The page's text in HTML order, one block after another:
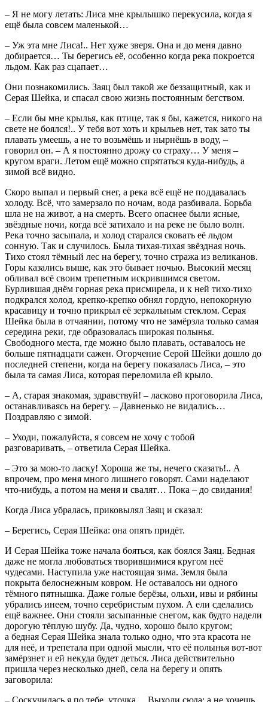
– Я не могу летать: Лиса мне крылышко перекусила, когда я
ещё была совсем маленькой…
– Уж эта мне Лиса!.. Нет хуже зверя. Она и до меня давно
добирается… Ты берегись её, особенно когда река покроется
льдом. Как раз сцапает…
Они познакомились. Заяц был такой же беззащитный, как и
Серая Шейка, и спасал свою жизнь постоянным бегством.
– Если бы мне крылья, как птице, так я бы, кажется, никого на
свете не боялся!.. У тебя вот хоть и крыльев нет, так зато ты
плавать умеешь, а не то возьмёшь и нырнёшь в воду, –
говорил он. – А я постоянно дрожу со страху… У меня –
кругом враги. Летом ещё можно спрятаться куда-нибудь, а
зимой всё видно.
Скоро выпал и первый снег, а река всё ещё не поддавалась
холоду. Всё, что замерзало по ночам, вода разбивала. Борьба
шла не на живот, а на смерть. Всего опаснее были ясные,
звёздные ночи, когда всё затихало и на реке не было волн.
Река точно засыпала, и холод старался сковать её льдом
сонную. Так и случилось. Была тихая-тихая звёздная ночь.
Тихо стоял тёмный лес на берегу, точно стража из великанов.
Горы казались выше, как это бывает ночью. Высокий месяц
обливал всё своим трепетным искрившимся светом.
Бурлившая днём горная река присмирела, и к ней тихо-тихо
подкрался холод, крепко-крепко обнял гордую, непокорную
красавицу и точно прикрыл её зеркальным стеклом. Серая
Шейка была в отчаянии, потому что не замёрзла только самая
середина реки, где образовалась широкая полынья.
Свободного места, где можно было плавать, оставалось не
больше пятнадцати сажен. Огорчение Серой Шейки дошло до
последней степени, когда на берегу показалась Лиса, – это
была та самая Лиса, которая переломила ей крыло.
– А, старая знакомая, здравствуй! – ласково проговорила Лиса,
останавливаясь на берегу. – Давненько не видались…
Поздравляю с зимой.
– Уходи, пожалуйста, я совсем не хочу с тобой
разговаривать, – ответила Серая Шейка.
– Это за мою-то ласку! Хороша же ты, нечего сказать!.. А
впрочем, про меня много лишнего говорят. Сами наделают
что-нибудь, а потом на меня и свалят… Пока – до свидания!
Когда Лиса убралась, приковылял Заяц и сказал:
– Берегись, Серая Шейка: она опять придёт.
И Серая Шейка тоже начала бояться, как боялся Заяц. Бедная
даже не могла любоваться творившимися кругом неё
чудесами. Наступила уже настоящая зима. Земля была
покрыта белоснежным ковром. Не оставалось ни одного
тёмного пятнышка. Даже голые берёзы, ольхи, ивы и рябины
убрались инеем, точно серебристым пухом. А ели сделались
ещё важнее. Они стояли засыпанные снегом, как будто надели
дорогую тёплую шубу. Да, чудно, хорошо было кругом;
а бедная Серая Шейка знала только одно, что эта красота не
для неё, и трепетала при одной мысли, что её полынья вот-вот
замёрзнет и ей некуда будет деться. Лиса действительно
пришла через несколько дней, села на берегу и опять
заговорила: